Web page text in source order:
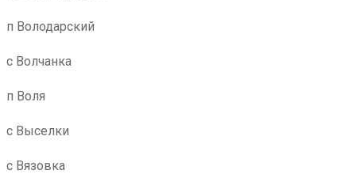
п Володарский
с Волчанка
п Воля
с Выселки
с Вязовка